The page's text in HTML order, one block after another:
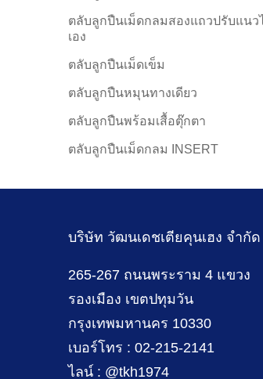
ตลับลูกปืนเม็ดกลมสองแถวปรับแนว
เอง
ตลับลูกปืนเม็ดเข็ม
ตลับลูกปืนหมุนทางเดียว
ตลับลูกปืนพร้อมเสื้อตุ๊กตา
ตลับลูกปืนเม็ดกลม INSERT
บริษัท วัฒนเดชเตียคุนเฮง จำกัด
265-267 ถนนพระราม 4 แขวง
รองเมือง เขตปทุมวัน
กรุงเทพมหานคร 10330
เบอร์โทร : 02-215-2141
ไลน์ : @tkh1974